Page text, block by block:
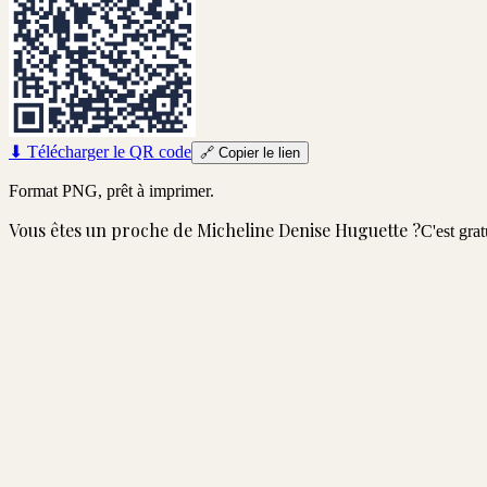
⬇ Télécharger le QR code 🔗 Copier le lien
Format PNG, prêt à imprimer.
Vous êtes un proche de Micheline Denise Huguette ?C'est